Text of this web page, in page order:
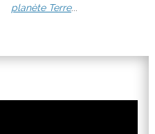
planète Terre...